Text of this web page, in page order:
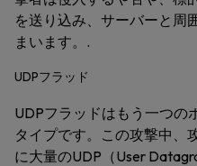
を送り込み、サーバーと周
まいます。.
UDPフラッド
UDPフラッドはもう一つの
タイプです。この攻撃中、
に大量のUDP（User